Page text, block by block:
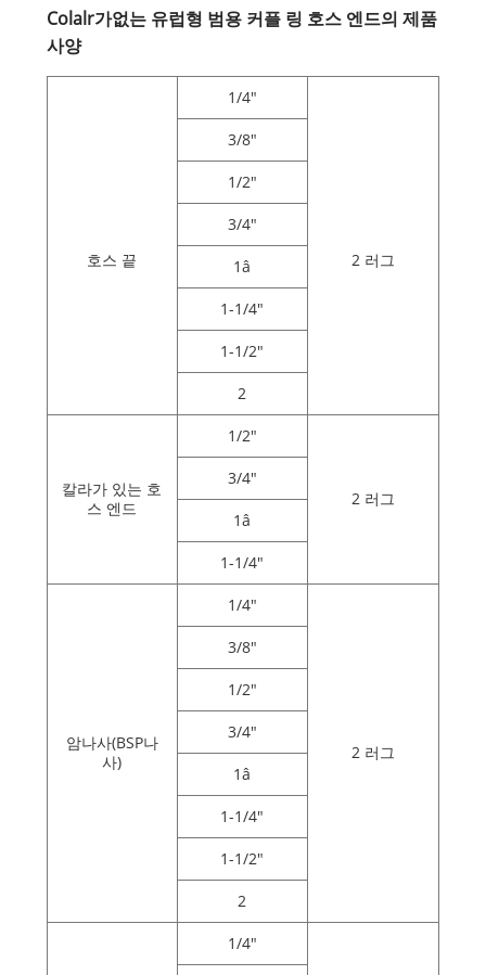
Colalr가없는 유럽형 범용 커플 링 호스 엔드의 제품
사양
호스 끝
1/4"
2 러그
3/8"
1/2"
3/4"
1â
1-1/4"
1-1/2"
2
칼라가 있는 호
스 엔드
1/2"
2 러그
3/4"
1â
1-1/4"
암나사(BSP나
사)
1/4"
2 러그
3/8"
1/2"
3/4"
1â
1-1/4"
1-1/2"
2
1/4"